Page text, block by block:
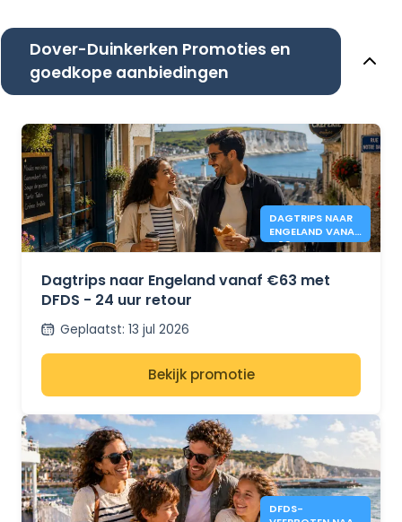
Dover-Duinkerken Promoties en
goedkope aanbiedingen
DAGTRIPS NAAR
ENGELAND VANAF
€63 - DFDS
Dagtrips naar Engeland vanaf €63 met
DFDS - 24 uur retour
Geplaatst: 13 jul 2026
Bekijk promotie
DFDS-